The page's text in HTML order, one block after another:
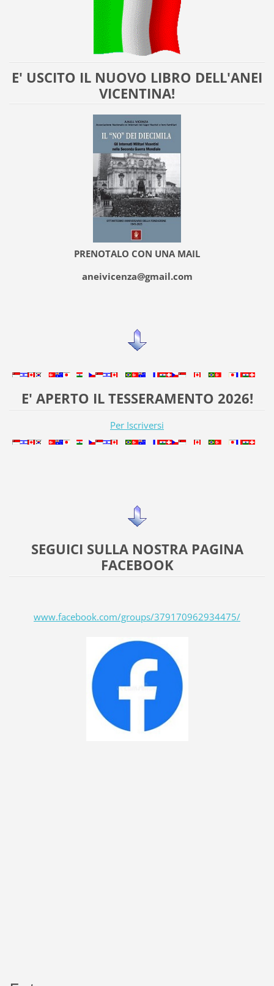
E' USCITO IL NUOVO LIBRO DELL'ANEI
VICENTINA!
PRENOTALO CON UNA MAIL
aneivicenza@gmail.com
E' APERTO IL TESSERAMENTO 2026!
Per Iscriversi
SEGUICI SULLA NOSTRA PAGINA
FACEBOOK
www.facebook.com/groups/379170962934475/